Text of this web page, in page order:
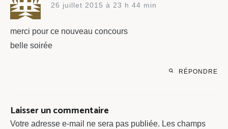
26 juillet 2015 à 23 h 44 min
merci pour ce nouveau concours
belle soirée
RÉPONDRE
Laisser un commentaire
Votre adresse e-mail ne sera pas publiée. Les champs